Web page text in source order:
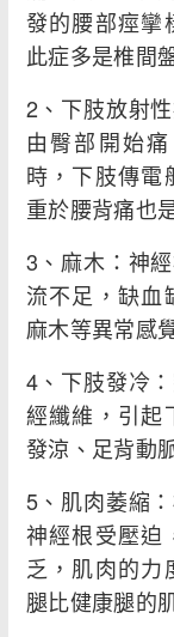
發的腰部痙攣
此症多是椎間
2、下肢放射
由臀部開始
時，下肢傳電
重於腰背痛也
3、麻木：神
流不足，缺血
麻木等異常感
4、下肢發冷
經纖維，引起
發涼、足背動
5、肌肉萎縮
神經根受壓迫
乏，肌肉的力
腿比健康腿的